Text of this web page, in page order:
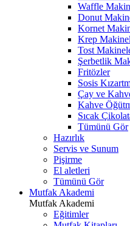
Waffle
Donut
Kornet
Krep
Tost
Şerbetlik
Fritözler
Sosis
Çay ve
Kahve
Sıcak
Tümünü Gör
Hazırlık
Servis ve Sunum
Pişirme
El aletleri
Tümünü Gör
Mutfak Akademi
Mutfak Akademi
Eğitimler